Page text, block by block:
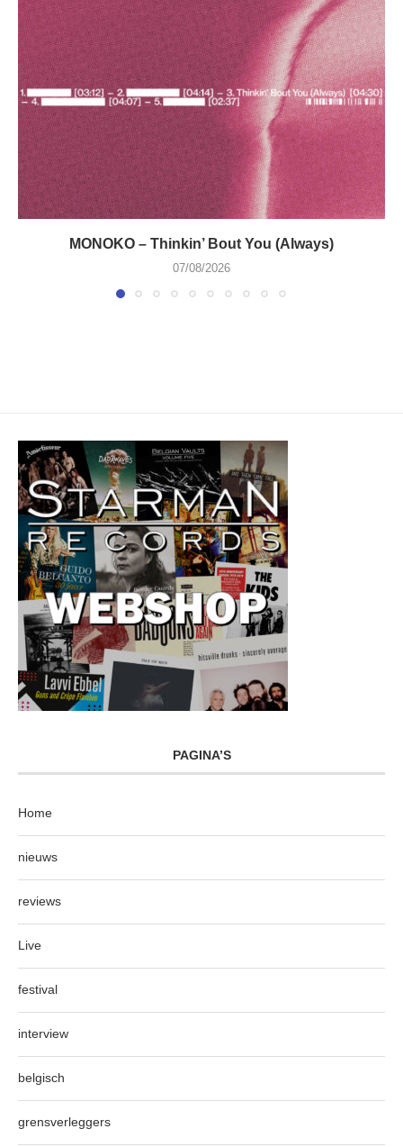
MONOKO – Thinkin’ Bout You (Always)
07/08/2026
PAGINA’S
Home
nieuws
reviews
Live
festival
interview
belgisch
grensverleggers